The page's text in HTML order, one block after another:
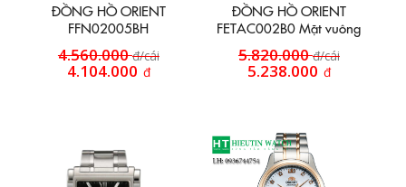
ĐỒNG HỒ ORIENT
FFN02005BH
4.560.000đ/cái
4.104.000 đ
ĐỒNG HỒ ORIENT
FETAC002B0 Mặt vuông
nam
5.820.000đ/cái
5.238.000 đ